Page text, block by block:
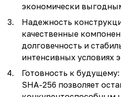
экономически
Надежность
качественные
долговечность и
интенсивных условиях
Готовность к
SHA-256 позволяет